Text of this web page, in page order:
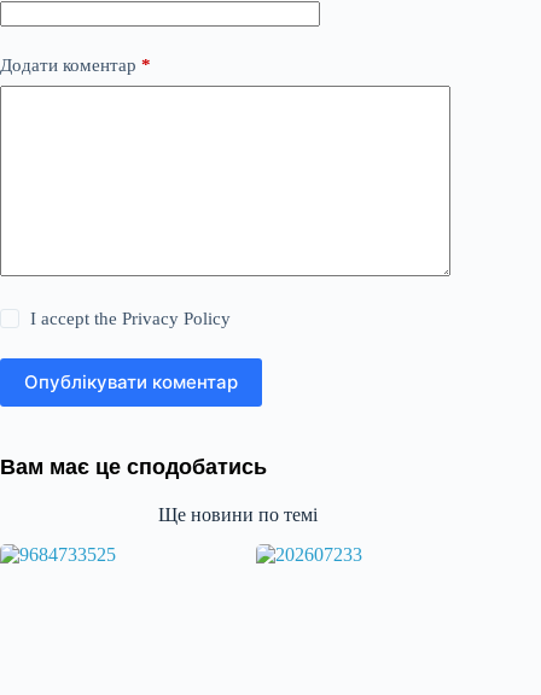
Додати коментар *
I accept thePrivacy Policy
Опублікувати коментар
Вам має це сподобатись
Ще новини по темі